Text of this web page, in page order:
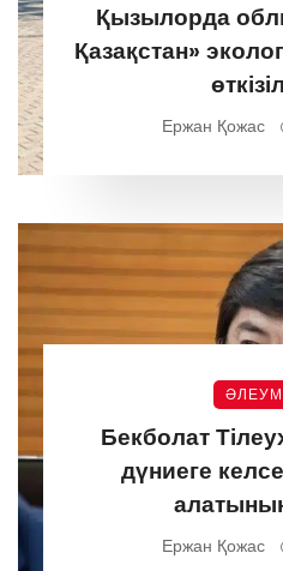
Қызылорда
Қазақстан»
Ержан Қожас
Бекболат
дүниеге
Ержан Қожас